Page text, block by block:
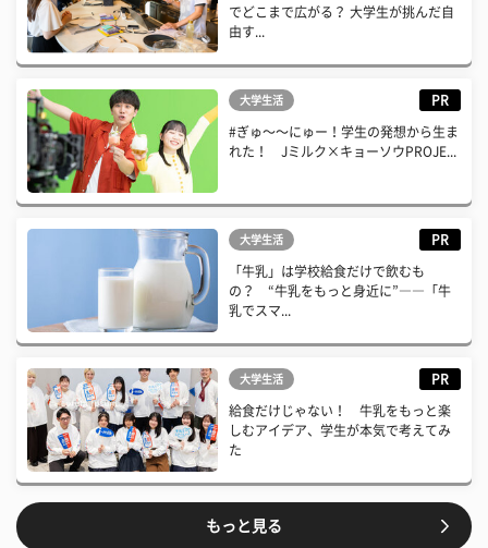
でどこまで広がる？ 大学生が挑んだ自
由す...
大学生活 PR
#ぎゅ〜〜にゅー！学生の発想から生ま
れた！ Jミルク×キョーソウPROJE...
大学生活 PR
「牛乳」は学校給食だけで飲むも
の？ “牛乳をもっと身近に”――「牛
乳でスマ...
大学生活 PR
給食だけじゃない！ 牛乳をもっと楽
しむアイデア、学生が本気で考えてみ
た
もっと見る